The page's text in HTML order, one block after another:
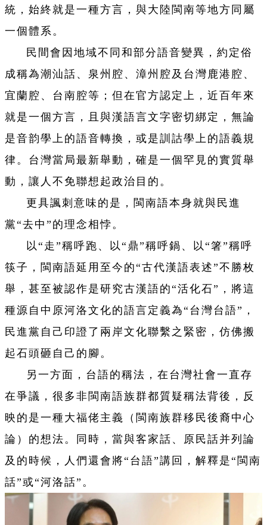
統，始終就是一種方言，與大陸閩南等地方同屬
一個體系。
民間會因地域不同和部分語音變異，約定俗
成稱為潮汕話、泉州腔、漳州腔及台灣鹿港腔、
宜蘭腔、台南腔等；但在官方認定上，近百年來
就是一個方言，且與漢語言文字密切綁定，無論
是音韵學上的語音轉換，或是訓詁學上的語義規
律。台灣當局最新舉動，確是一個罕見的實質舉
動，讓人不免聯想起政治目的。
更具諷刺意味的是，閩南語本身就與民進
黨“去中”的理念相悖。
以“走”稱呼跑、以“鼎”稱呼鍋、以“箸”稱呼
筷子，閩南語延用至今的“古代漢語表述”不勝枚
舉，甚至被認作是研究古漢語的“活化石”，將這
種源自中原河洛文化的語言定義為“台灣台語”，
民進黨自己印證了兩岸文化聯繫之緊密，仿佛搬
起石頭砸自己的腳。
另一方面，台語的稱法，在台灣社會一直存
在爭議，很多非閩南語族群都質疑稱法背後，反
映的是一種大福佬主義（閩南族群移民後裔中心
論）的想法。同時，當與客家話、原民話并列論
及的時候，人們還會將“台語”講回，解釋是“閩南
話”或“河洛話”。